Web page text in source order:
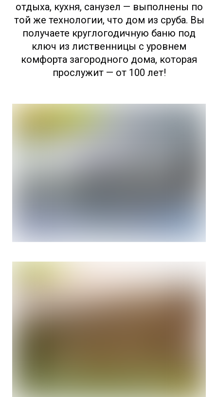
отдыха, кухня, санузел — выполнены по
той же технологии, что дом из сруба. Вы
получаете круглогодичную баню под
ключ из лиственницы с уровнем
комфорта загородного дома, которая
прослужит — от 100 лет!